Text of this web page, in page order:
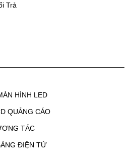
Trả
HÌNH LED
QUẢNG CÁO
TÁC
ĐIỆN TỬ